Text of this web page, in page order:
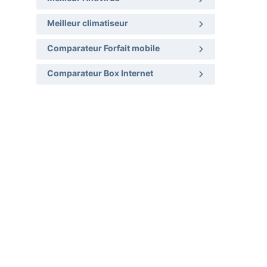
Meilleur climatiseur
Comparateur Forfait mobile
Comparateur Box Internet